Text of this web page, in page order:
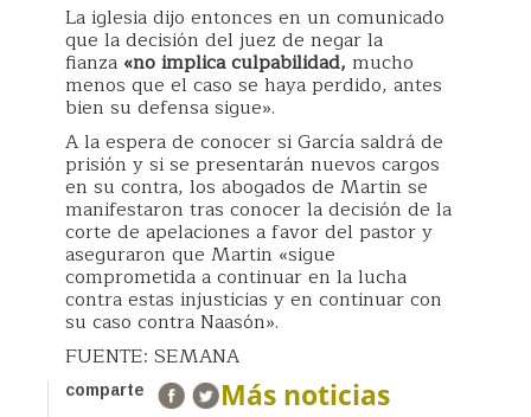
La iglesia dijo entonces en un comunicado
que la decisión del juez de negar la
fianza «no implica culpabilidad, mucho
menos que el caso se haya perdido, antes
bien su defensa sigue».
A la espera de conocer si García saldrá de
prisión y si se presentarán nuevos cargos
en su contra, los abogados de Martin se
manifestaron tras conocer la decisión de la
corte de apelaciones a favor del pastor y
aseguraron que Martin «sigue
comprometida a continuar en la lucha
contra estas injusticias y en continuar con
su caso contra Naasón».
FUENTE: SEMANA
comparte Más noticias